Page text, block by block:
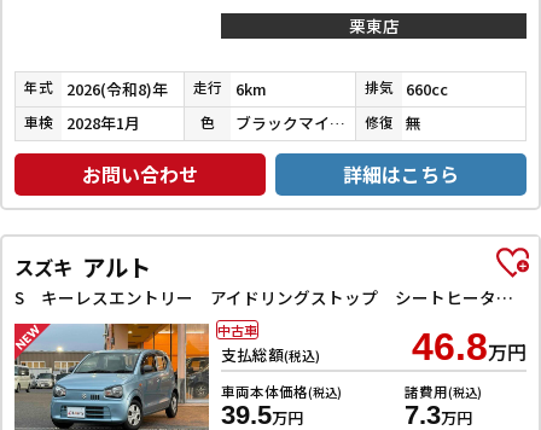
栗東店
年式 2026(令和8)年 走行 6km 排気 660cc
車検 2028年1月 色 ブラックマイカメタリック 修復 無
お問い合わせ 詳細はこちら
スズキ アルト
S キーレスエントリー アイドリングストップ シートヒーター CVT ESC CD ミュージックプレイヤー接続可 エアコン パワーウィンドウ
支払総額(税込) 46.8万円
車両本体価格(税込)
39.5万円
諸費用(税込)
7.3万円
中古車